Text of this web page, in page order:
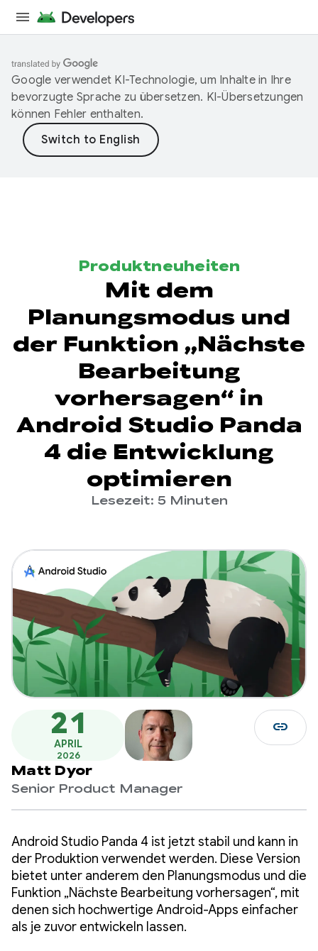
Google verwendet KI-Technologie, um Inhalte in Ihre
bevorzugte Sprache zu übersetzen. KI-Übersetzungen
können Fehler enthalten.
Produktneuheiten
Mit dem
Planungsmodus und
der Funktion „Nächste
Bearbeitung
vorhersagen“ in
Android Studio Panda
4 die Entwicklung
optimieren
Lesezeit: 5 Minuten
21
APRIL
2026
Matt Dyor
Senior Product Manager
link
Android Studio Panda 4 ist jetzt stabil und kann in
der Produktion verwendet werden. Diese Version
bietet unter anderem den Planungsmodus und die
Funktion „Nächste Bearbeitung vorhersagen“, mit
denen sich hochwertige Android-Apps einfacher
als je zuvor entwickeln lassen.